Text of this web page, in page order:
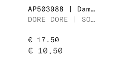
AP503988 | Dames Enkelsok
DORE DORE | SOCQUETTE MAILLE UNIE LUREX
€ 17.50
€ 10.50